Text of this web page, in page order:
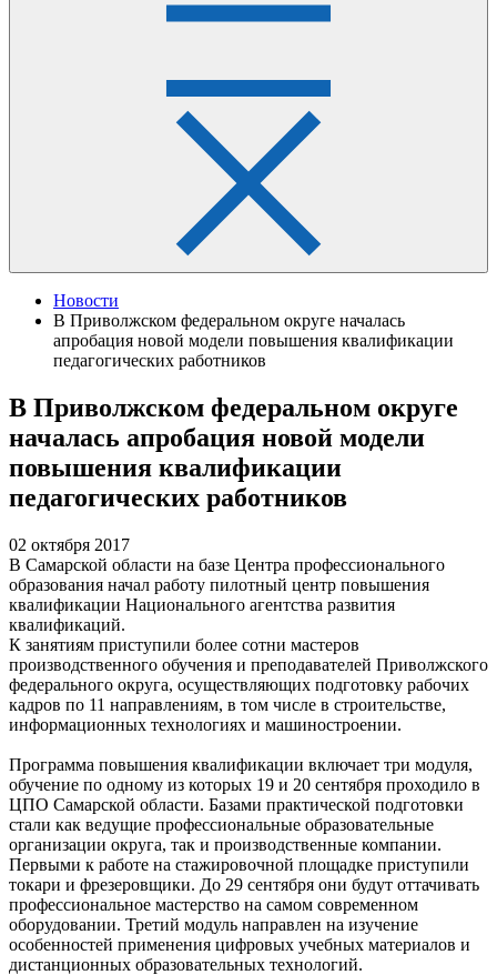
Новости
В Приволжском федеральном округе началась
апробация новой модели повышения квалификации
педагогических работников
В Приволжском федеральном округе
началась апробация новой модели
повышения квалификации
педагогических работников
02 октября 2017
В Самарской области на базе Центра профессионального
образования начал работу пилотный центр повышения
квалификации Национального агентства развития
квалификаций.
К занятиям приступили более сотни мастеров
производственного обучения и преподавателей Приволжского
федерального округа, осуществляющих подготовку рабочих
кадров по 11 направлениям, в том числе в строительстве,
информационных технологиях и машиностроении.
Программа повышения квалификации включает три модуля,
обучение по одному из которых 19 и 20 сентября проходило в
ЦПО Самарской области. Базами практической подготовки
стали как ведущие профессиональные образовательные
организации округа, так и производственные компании.
Первыми к работе на стажировочной площадке приступили
токари и фрезеровщики. До 29 сентября они будут оттачивать
профессиональное мастерство на самом современном
оборудовании. Третий модуль направлен на изучение
особенностей применения цифровых учебных материалов и
дистанционных образовательных технологий.